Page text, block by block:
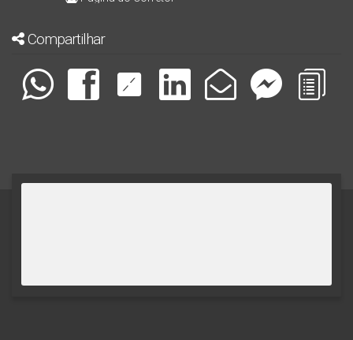
Compartilhar